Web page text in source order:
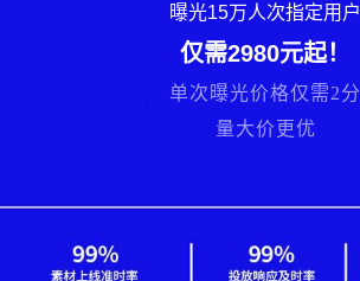
曝光15万人次指定用户
仅需2980元起！
单次曝光价格仅需2分
量大价更优